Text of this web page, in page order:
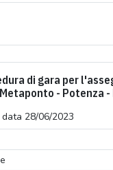
di gara per
- Potenza
28/06/2023